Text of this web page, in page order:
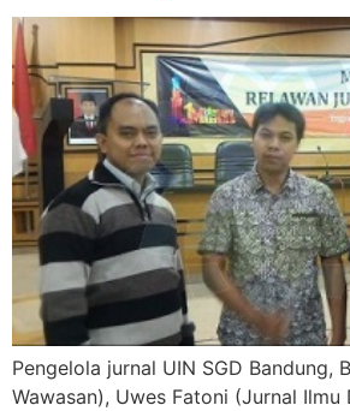
Pengelola jurnal UIN SGD Bandung,
Wawasan), Uwes Fatoni (Jurnal Ilmu